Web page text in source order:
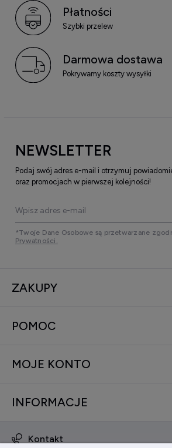
Płatności
Szybki przelew
Darmowa dostawa
Pokrywamy koszty wysyłki
NEWSLETTER
Podaj swój adres e-mail i otrzymuj
oraz promocjach w pierwszej kolejności!
*Twoje Dane Osobowe są przetwarzane
Prywatności.
ZAKUPY
POMOC
MOJE KONTO
INFORMACJE
Kontakt